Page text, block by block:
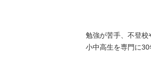
勉強が苦手、不登校
小中高生を専門に30